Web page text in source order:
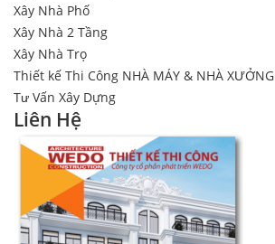
Xây Nhà Phố
Xây Nhà 2 Tầng
Xây Nhà Trọ
Thiết kế Thi Công NHÀ MÁY & NHÀ XƯỞNG
Tư Vấn Xây Dựng
Liên Hệ